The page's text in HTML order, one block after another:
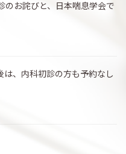
のお詫びと、日本喘息学会で
は、内科初診の方も予約なし